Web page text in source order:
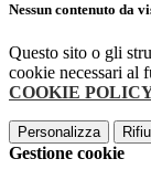
Nessun contenuto da
Questo sito o gli
cookie necessari al
COOKIE
Personalizza
Gestione cookie